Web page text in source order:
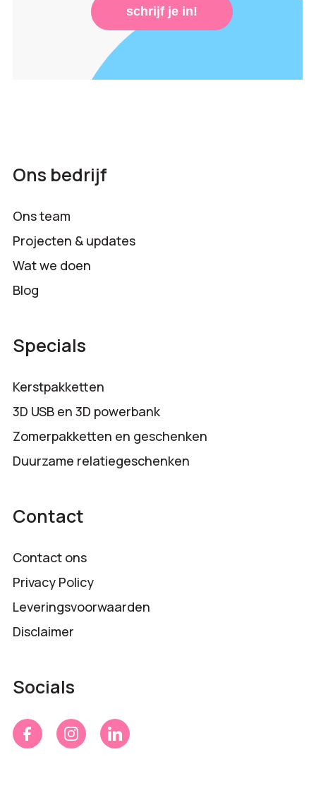
schrijf je in!
Ons bedrijf
Ons team
Projecten & updates
Wat we doen
Blog
Specials
Kerstpakketten
3D USB en 3D powerbank
Zomerpakketten en geschenken
Duurzame relatiegeschenken
Contact
Contact ons
Privacy Policy
Leveringsvoorwaarden
Disclaimer
Socials